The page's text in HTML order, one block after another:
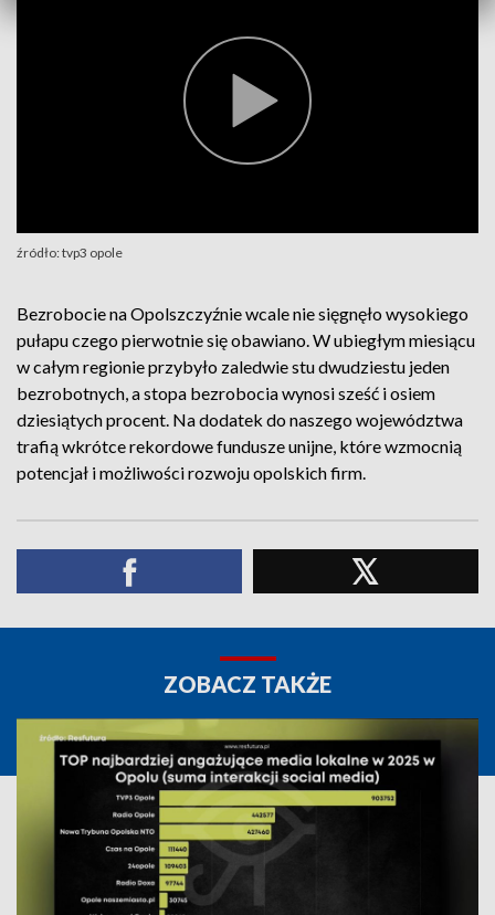
źródło: tvp3 opole
Bezrobocie na Opolszczyźnie wcale nie sięgnęło wysokiego
pułapu czego pierwotnie się obawiano. W ubiegłym miesiącu
w całym regionie przybyło zaledwie stu dwudziestu jeden
bezrobotnych, a stopa bezrobocia wynosi sześć i osiem
dziesiątych procent. Na dodatek do naszego województwa
trafią wkrótce rekordowe fundusze unijne, które wzmocnią
potencjał i możliwości rozwoju opolskich firm.
ZOBACZ TAKŻE